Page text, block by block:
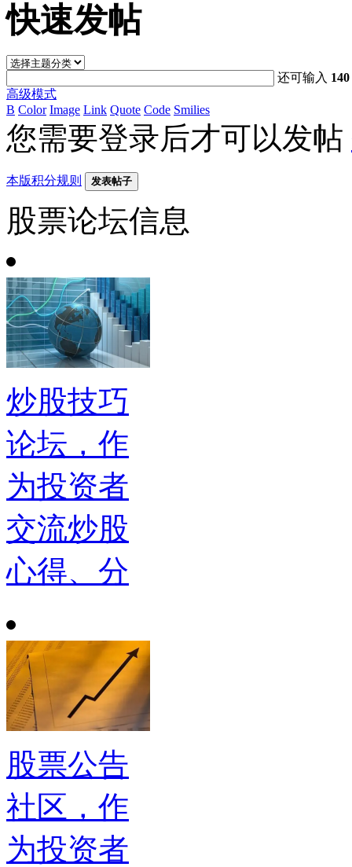
快速发帖
还可输入 140
高级模式
B Color Image Link Quote Code Smilies
您需要登录后才可以发帖
本版积分规则 发表帖子
股票论坛信息
炒股技巧
论坛，作
为投资者
交流炒股
心得、分
股票公告
社区，作
为投资者